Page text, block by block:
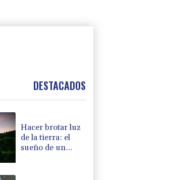
DESTACADOS
Hacer brotar luz
de la tierra: el
sueño de un